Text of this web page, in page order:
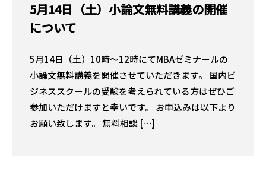
5月14日（土）小論文無料講義の開催
について
5月14日（土）10時〜12時にてMBAゼミナールの
小論文無料講義を開催させていただきます。 国内ビ
ジネススクールの受験を考えられている方はぜひご
参加いただけますと幸いです。 お申込みは以下より
お願い致します。 無料相談 […]